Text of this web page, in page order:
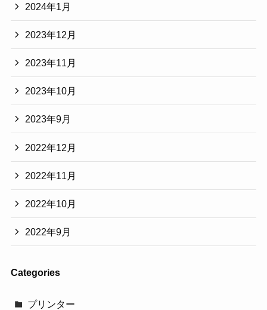
2024年1月
2023年12月
2023年11月
2023年10月
2023年9月
2022年12月
2022年11月
2022年10月
2022年9月
Categories
プリンター